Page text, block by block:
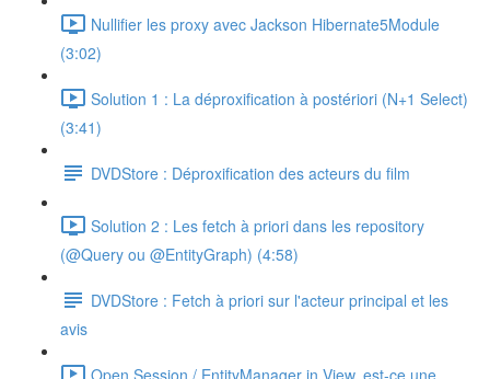
Nullifier les proxy avec Jackson Hibernate5Module
(3:02)
Solution 1 : La déproxification à postériori (N+1 Select)
(3:41)
DVDStore : Déproxification des acteurs du film
Solution 2 : Les fetch à priori dans les repository
(@Query ou @EntityGraph) (4:58)
DVDStore : Fetch à priori sur l'acteur principal et les
avis
Open Session / EntityManager in View, est-ce une